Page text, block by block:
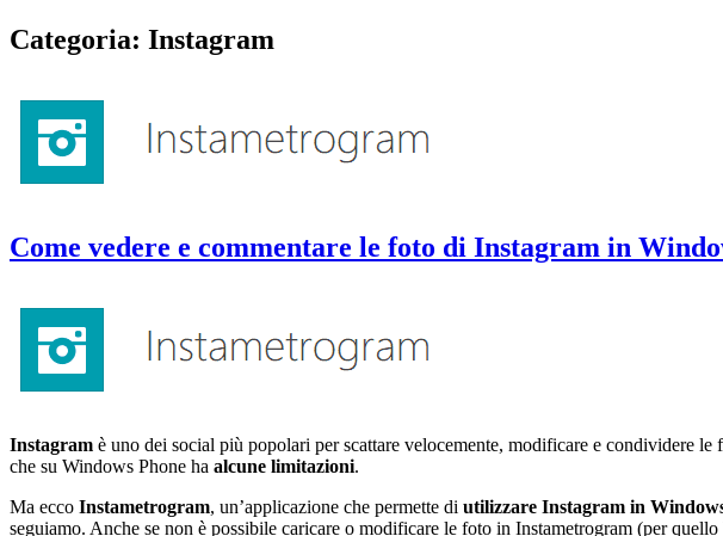
Categoria: Instagram
Come vedere e commentare le foto di Instagram in
Instagram è uno dei social più popolari per scattare velocemente, modificare e condividere
che su Windows Phone ha alcune limitazioni.
Ma ecco Instametrogram, un’applicazione che permette di utilizzare Instagram in
seguiamo. Anche se non è possibile caricare o modificare le foto in Instametrogram (per